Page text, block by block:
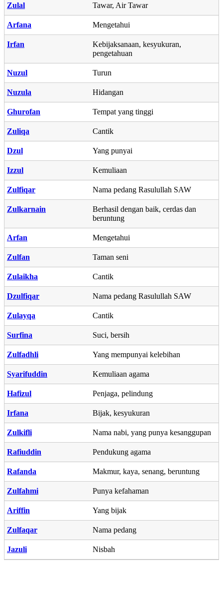
Zulal Tawar, Air Tawar
Arfana Mengetahui
Irfan
Kebijaksanaan, kesyukuran,
pengetahuan
Nuzul Turun
Nuzula Hidangan
Ghurofan Tempat yang tinggi
Zuliqa Cantik
Dzul Yang punyai
Izzul Kemuliaan
Zulfiqar Nama pedang Rasulullah SAW
Zulkarnain
Berhasil dengan baik, cerdas dan
beruntung
Arfan Mengetahui
Zulfan Taman seni
Zulaikha Cantik
Dzulfiqar Nama pedang Rasulullah SAW
Zulayqa Cantik
Surfina Suci, bersih
Zulfadhli Yang mempunyai kelebihan
Syarifuddin Kemuliaan agama
Hafizul Penjaga, pelindung
Irfana Bijak, kesyukuran
Zulkifli Nama nabi, yang punya kesanggupan
Rafiuddin Pendukung agama
Rafanda Makmur, kaya, senang, beruntung
Zulfahmi Punya kefahaman
Ariffin Yang bijak
Zulfaqar Nama pedang
Jazuli Nisbah